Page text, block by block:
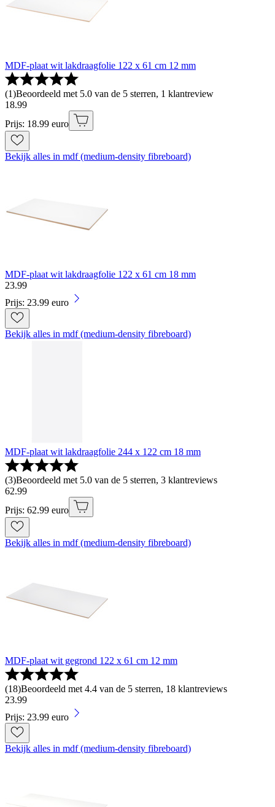
MDF-plaat wit lakdraagfolie 122 x 61 cm 12 mm
(1)Beoordeeld met 5.0 van de 5 sterren, 1 klantreview
18.99
Prijs: 18.99 euro
Bekijk alles in mdf (medium-density fibreboard)
MDF-plaat wit lakdraagfolie 122 x 61 cm 18 mm
23.99
Prijs: 23.99 euro
Bekijk alles in mdf (medium-density fibreboard)
MDF-plaat wit lakdraagfolie 244 x 122 cm 18 mm
(3)Beoordeeld met 5.0 van de 5 sterren, 3 klantreviews
62.99
Prijs: 62.99 euro
Bekijk alles in mdf (medium-density fibreboard)
MDF-plaat wit gegrond 122 x 61 cm 12 mm
(18)Beoordeeld met 4.4 van de 5 sterren, 18 klantreviews
23.99
Prijs: 23.99 euro
Bekijk alles in mdf (medium-density fibreboard)